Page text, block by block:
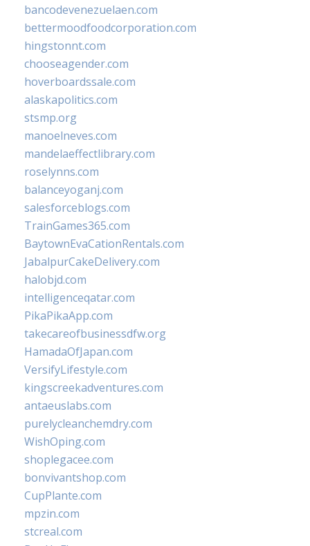
bancodevenezuelaen.com
bettermoodfoodcorporation.com
hingstonnt.com
chooseagender.com
hoverboardssale.com
alaskapolitics.com
stsmp.org
manoelneves.com
mandelaeffectlibrary.com
roselynns.com
balanceyoganj.com
salesforceblogs.com
TrainGames365.com
BaytownEvaCationRentals.com
JabalpurCakeDelivery.com
halobjd.com
intelligenceqatar.com
PikaPikaApp.com
takecareofbusinessdfw.org
HamadaOfJapan.com
VersifyLifestyle.com
kingscreekadventures.com
antaeuslabs.com
purelycleanchemdry.com
WishOping.com
shoplegacee.com
bonvivantshop.com
CupPlante.com
mpzin.com
stcreal.com